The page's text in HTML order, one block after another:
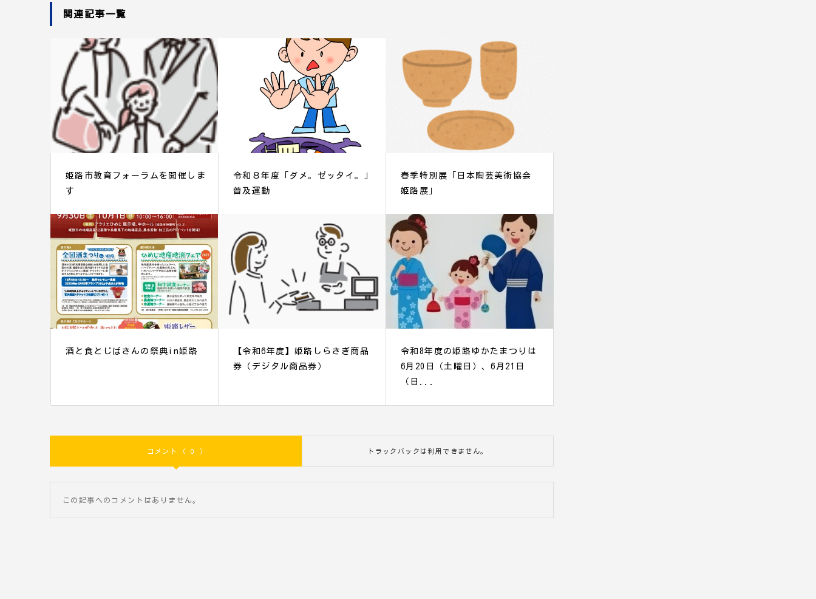
関連記事一覧
姫路市教育フォーラムを開催しま
す
令和８年度「ダメ。ゼッタイ。」
普及運動
春季特別展「日本陶芸美術協会
姫路展」
酒と食とじばさんの祭典in姫路
【令和6年度】姫路しらさぎ商品
券（デジタル商品券）
令和8年度の姫路ゆかたまつりは
6月20日（土曜日）、6月21日
（日...
コメント ( 0 ) トラックバックは利用できません。
この記事へのコメントはありません。